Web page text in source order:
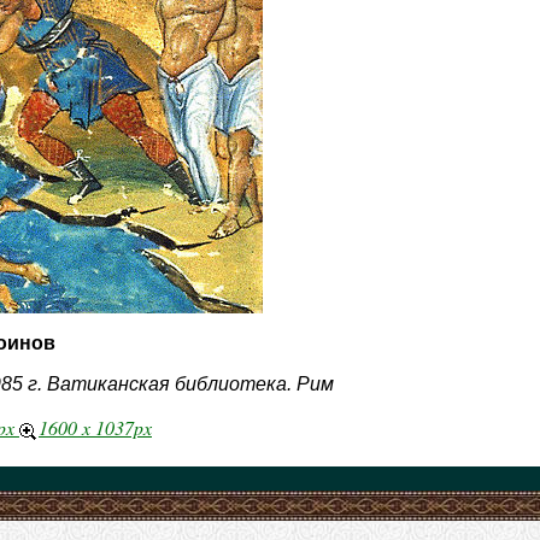
г. Ватиканская библиотека. Рим
1600 x 1037px